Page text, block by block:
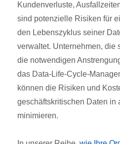
Kundenverluste,
sind potenzielle Risiken für
den Lebenszyklus seiner
verwaltet. Unternehmen, die
die notwendigen
das Data-Life-Cycle-
können die Risiken und
geschäftskritischen Daten in
minimieren.